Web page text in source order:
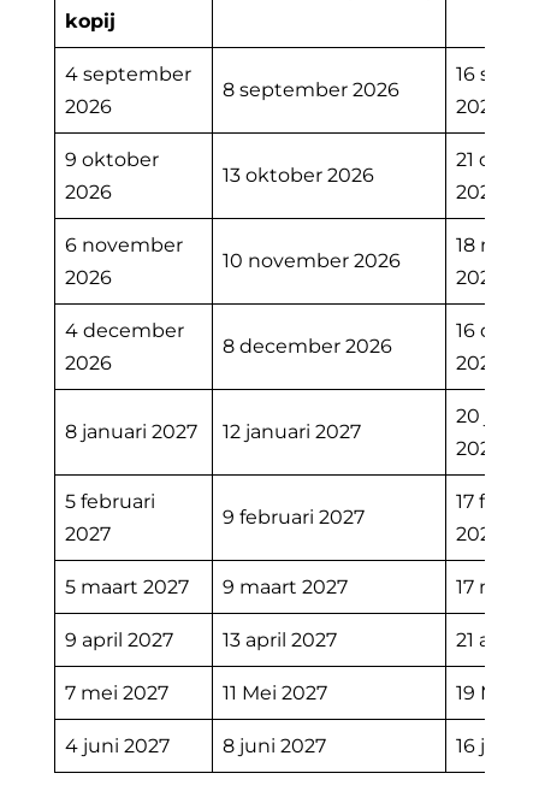
kopij
4 september
2026
8 september 2026
16
2026
9 oktober
2026
13 oktober 2026
21
2026
6 november
2026
10 november 2026
18
2026
4 december
2026
8 december 2026
16
2026
8 januari 2027 12 januari 2027
20
2027
5 februari
2027
9 februari 2027
17
2027
5 maart 2027 9 maart 2027 17
9 april 2027 13 april 2027 21 april
7 mei 2027 11 Mei 2027 19 Mei
4 juni 2027 8 juni 2027 16 juni